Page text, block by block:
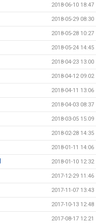
2018-06-10 18:47
2018-05-29 08:30
2018-05-28 10:27
2018-05-24 14:45
2018-04-23 13:00
2018-04-12 09:02
2018-04-11 13:06
2018-04-03 08:37
2018-03-05 15:09
2018-02-28 14:35
2018-01-11 14:06
2018-01-10 12:32
2017-12-29 11:46
2017-11-07 13:43
2017-10-13 12:48
2017-08-17 12:21